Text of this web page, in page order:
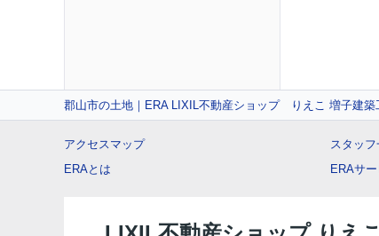
郡山市の土地｜ERA LIXIL不動産ショップ りえこ 増子建築
アクセスマップ
ERAとは
スタッフ
ERAサ